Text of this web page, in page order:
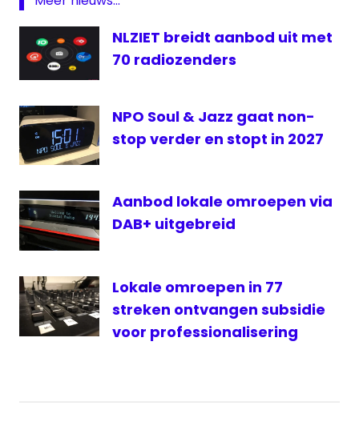
Radio
Salto
NLZIET breidt aanbod uit met
70 radiozenders
NPO Soul & Jazz gaat non-
stop verder en stopt in 2027
Aanbod lokale omroepen via
DAB+ uitgebreid
Lokale omroepen in 77
streken ontvangen subsidie
voor professionalisering